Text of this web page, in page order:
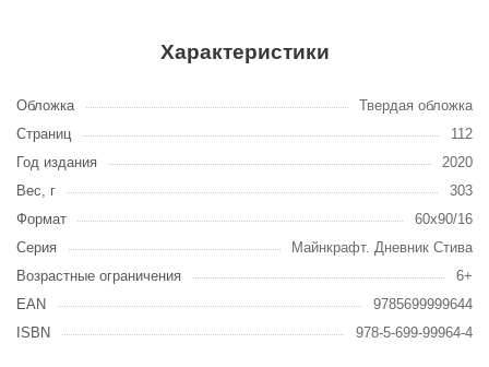
Характеристики
Обложка
Твердая обложка
Страниц
112
Год издания
2020
Вес, г
303
Формат
60х90/16
Серия
Майнкрафт. Дневник Стива
Возрастные ограничения
6+
EAN
9785699999644
ISBN
978-5-699-99964-4